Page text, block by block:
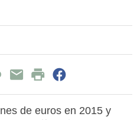
de euros en 2015 y